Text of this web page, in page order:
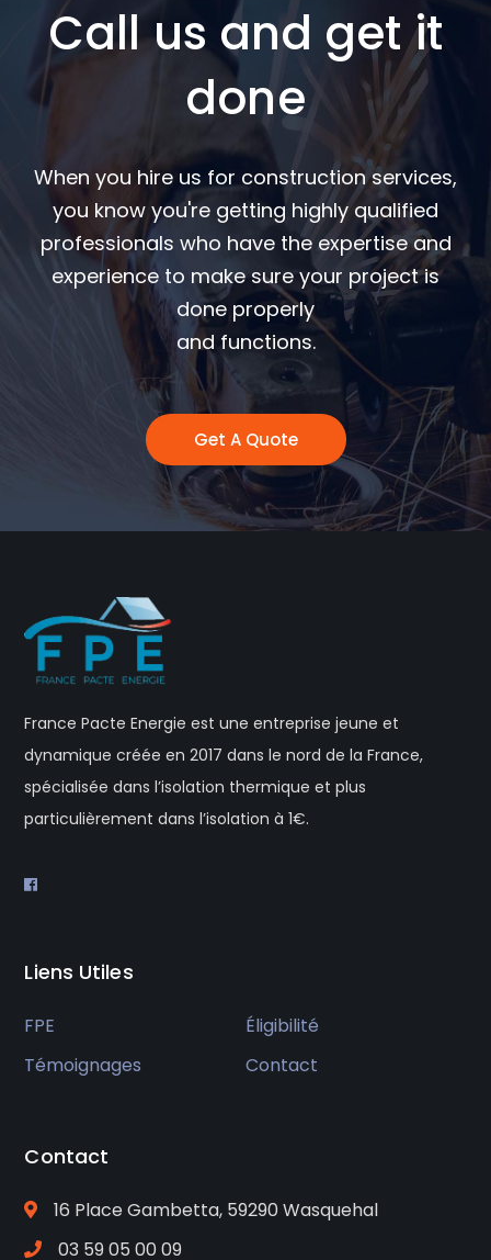
Call us and get it
done
When you hire us for construction services,
you know you're getting highly qualified
professionals who have the expertise and
experience to make sure your project is
done properly
and functions.
Get A Quote
France Pacte Energie est une entreprise jeune et
dynamique créée en 2017 dans le nord de la France,
spécialisée dans l’isolation thermique et plus
particulièrement dans l’isolation à 1€.
Liens Utiles
FPE
Éligibilité
Témoignages
Contact
Contact
16 Place Gambetta, 59290 Wasquehal
03 59 05 00 09